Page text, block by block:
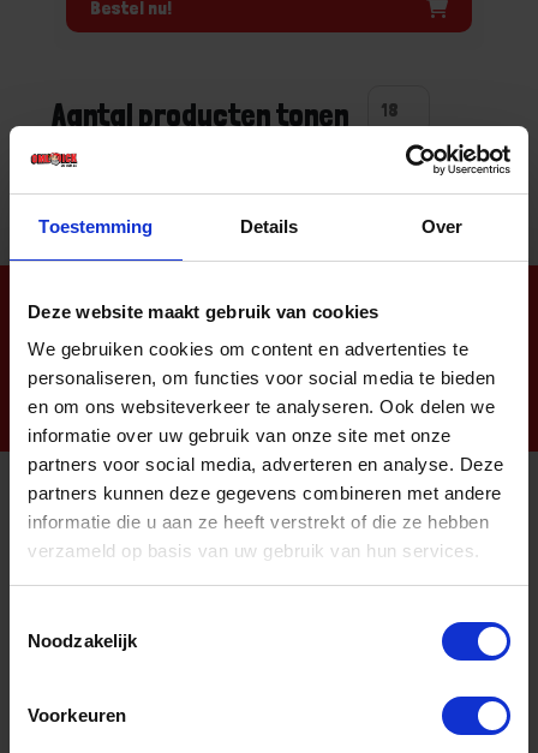
Toestemming Details Over
Deze website maakt gebruik van cookies
We gebruiken cookies om content en advertenties te
personaliseren, om functies voor social media te bieden
en om ons websiteverkeer te analyseren. Ook delen we
informatie over uw gebruik van onze site met onze
partners voor social media, adverteren en analyse. Deze
partners kunnen deze gegevens combineren met andere
informatie die u aan ze heeft verstrekt of die ze hebben
verzameld op basis van uw gebruik van hun services.
Noodzakelijk
Voorkeuren
Bestel nu!
Aantal producten tonen
Nieuwsbrief
Informatie
Klachtenregeling Ome Dick